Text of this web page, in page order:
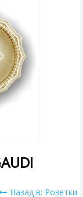
Назад в: Розетки